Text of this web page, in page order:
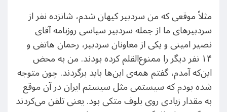
مثلاً موقعی که من سردبیر کیهان شدم، شانزده نفر از
سردبیرهای ما از جمله سردبیر سیاسی روزنامه آقای
نصیر امینی و یکی از معاونان سردبیر، رحمان هاتفی و
۱۴ نفر دیگر را ممنوع‌القلم کرده بودند. من به محض
این‌که آمدم، گفتم همه‌ی این‌ها باید برگردند. چون متوجه
شده بودم که سیستمی مثل سیستم ایران در آن موقع
به مقدار زیادی روی بلوف متکی بود. یعنی تلفن می‌کردند